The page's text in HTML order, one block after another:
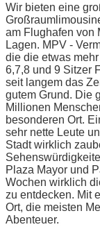
Wir bieten eine
am Flughafen von
Lagen. MPV -
die die etwas
6,7,8 und 9 Sitzer
seit langem das
gutem Grund. Die
Millionen
besonderen Ort.
sehr nette Leute
Stadt wirklich
Plaza Mayor und
Wochen wirklich
zu entdecken. Mit
Ort, die meisten
Abenteuer.